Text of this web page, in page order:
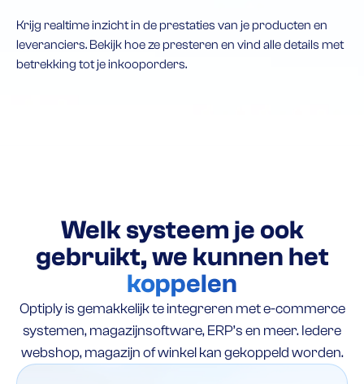
Krijg realtime inzicht in de prestaties van je producten en
leveranciers. Bekijk hoe ze presteren en vind alle details met
betrekking tot je inkooporders.
Welk systeem je ook
gebruikt, we kunnen het
koppelen
Optiply is gemakkelijk te integreren met e-commerce
systemen, magazijnsoftware, ERP’s en meer. Iedere
webshop, magazijn of winkel kan gekoppeld worden.